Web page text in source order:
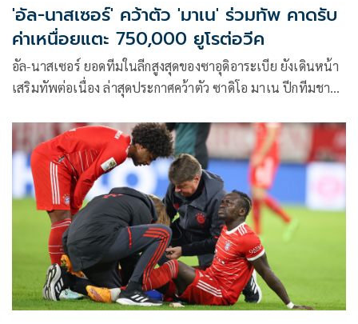
'อัล-นาสเซอร์' คว้าตัว 'มาเน' ร่วมทัพ คาดรับ
ค่าเหนื่อยแตะ 750,000 ยูโรต่อวีค
อัล-นาสเซอร์ ยอดทีมในลีกสูงสุดของซาอุดิอาระเบีย ยังเดินหน้า
เสริมทัพต่อเนื่อง ล่าสุดประกาศคว้าตัว ซาดิโอ มาเน ปีกทีมชาติ
ยูโร หรือประมาณ 1,000 ล้านบาท